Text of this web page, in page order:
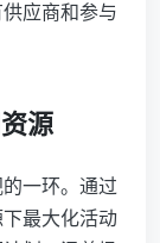
应商和参与
源
一环。通过
最大化活动